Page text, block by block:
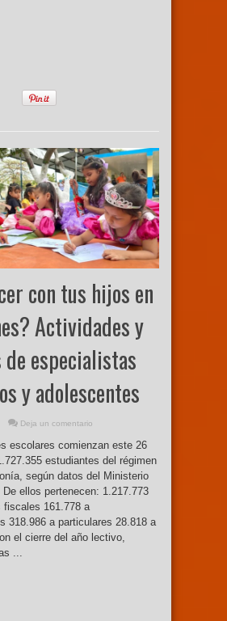
con tus hijos en
Actividades y
de especialistas
y adolescentes
Deja un comentario
escolares comienzan este 26
estudiantes del régimen
según datos del Ministerio
ellos pertenecen: 1.217.773
fiscales 161.778 a
318.986 a particulares 28.818 a
el cierre del año lectivo,
...